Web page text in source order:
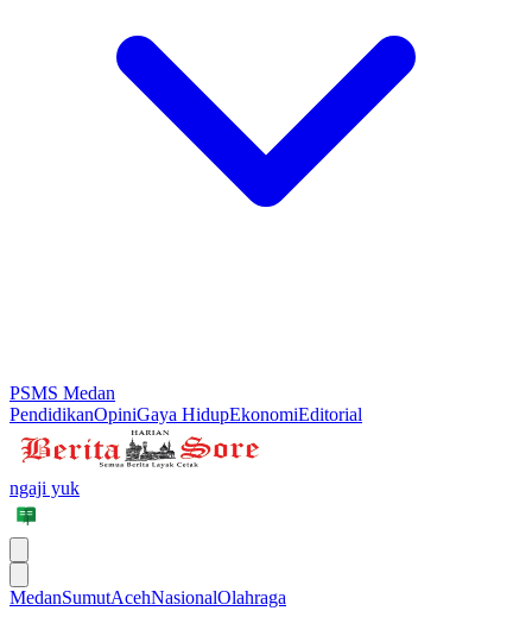
PSMS Medan
PendidikanOpiniGaya HidupEkonomiEditorial
ngaji yuk
MedanSumutAcehNasionalOlahraga